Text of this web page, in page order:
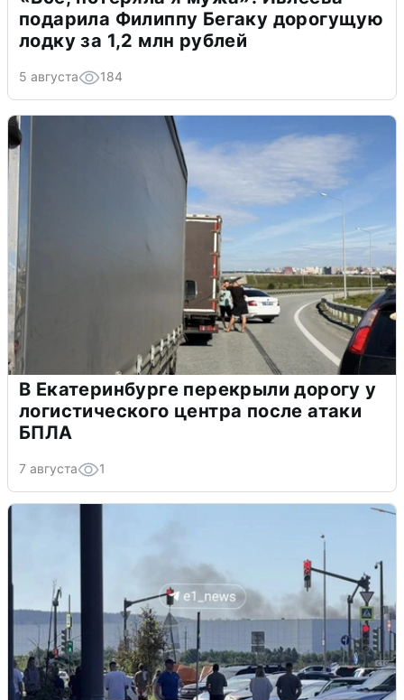
подарила Филиппу Бегаку дорогущую
лодку за 1,2 млн рублей
5 августа 184
В Екатеринбурге перекрыли дорогу у
логистического центра после атаки
БПЛА
7 августа 1